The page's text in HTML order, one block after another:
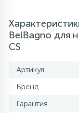
BelBagno для
CS
Артикул
Бренд
Гарантия